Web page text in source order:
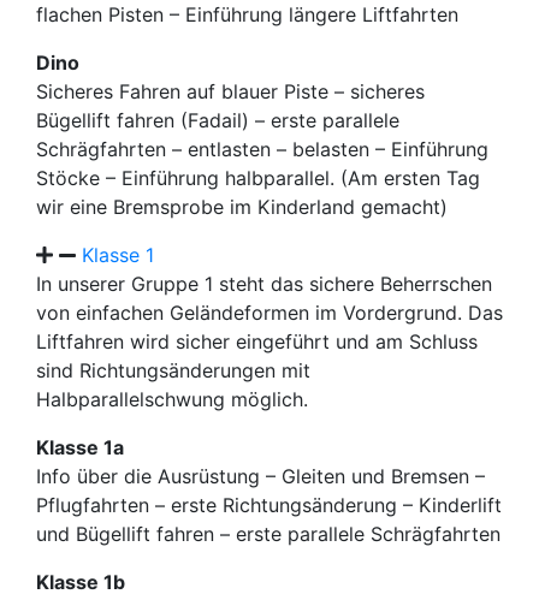
flachen Pisten – Einführung längere Liftfahrten
Dino
Sicheres Fahren auf blauer Piste – sicheres
Bügellift fahren (Fadail) – erste parallele
Schrägfahrten – entlasten – belasten – Einführung
Stöcke – Einführung halbparallel. (Am ersten Tag
wir eine Bremsprobe im Kinderland gemacht)
Klasse 1
In unserer Gruppe 1 steht das sichere Beherrschen
von einfachen Geländeformen im Vordergrund. Das
Liftfahren wird sicher eingeführt und am Schluss
sind Richtungsänderungen mit
Halbparallelschwung möglich.
Klasse 1a
Info über die Ausrüstung – Gleiten und Bremsen –
Pflugfahrten – erste Richtungsänderung – Kinderlift
und Bügellift fahren – erste parallele Schrägfahrten
Klasse 1b